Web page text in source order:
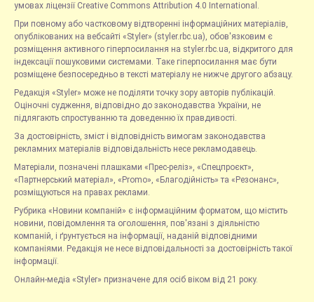
умовах ліцензії Creative Commons Attribution 4.0 International.
При повному або частковому відтворенні інформаційних матеріалів,
опублікованих на вебсайті «Styler» (styler.rbc.ua), обов'язковим є
розміщення активного гіперпосилання на styler.rbc.ua, відкритого для
індексації пошуковими системами. Таке гіперпосилання має бути
розміщене безпосередньо в тексті матеріалу не нижче другого абзацу.
Редакція «Styler» може не поділяти точку зору авторів публікацій.
Оціночні судження, відповідно до законодавства України, не
підлягають спростуванню та доведенню їх правдивості.
За достовірність, зміст і відповідність вимогам законодавства
рекламних матеріалів відповідальність несе рекламодавець.
Матеріали, позначені плашками «Прес-реліз», «Спецпроєкт»,
«Партнерський матеріал», «Promo», «Благодійність» та «Резонанс»,
розміщуються на правах реклами.
Рубрика «Новини компаній» є інформаційним форматом, що містить
новини, повідомлення та оголошення, пов'язані з діяльністю
компаній, і ґрунтується на інформації, наданій відповідними
компаніями. Редакція не несе відповідальності за достовірність такої
інформації.
Онлайн-медіа «Styler» призначене для осіб віком від 21 року.